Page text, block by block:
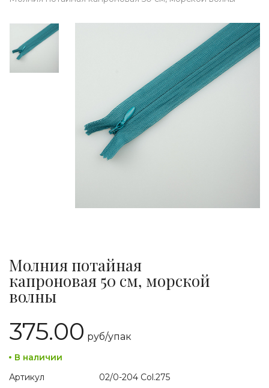
Молния потайная
капроновая 50 см, морской
волны
375.00 руб/упак
В наличии
Артикул
02/0-204 Col.275